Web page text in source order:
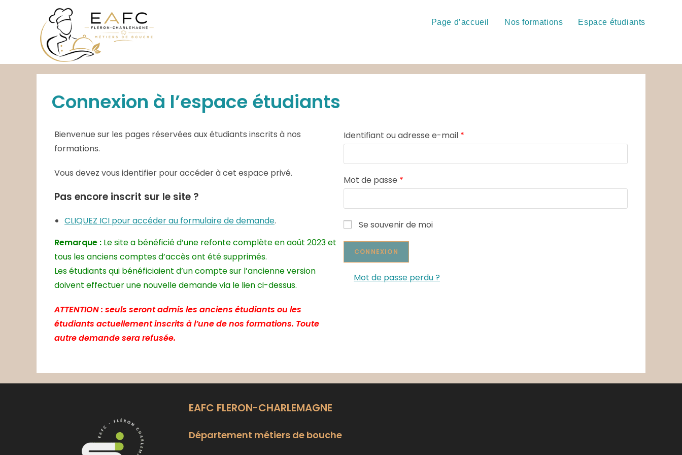
Page d’accueil Nos formations Espace étudiants
Connexion à l’espace étudiants
Bienvenue sur les pages réservées aux étudiants inscrits à nos
formations.
Vous devez vous identifier pour accéder à cet espace privé.
Pas encore inscrit sur le site ?
CLIQUEZ ICI pour accéder au formulaire de demande.
Remarque : Le site a bénéficié d’une refonte complète en août 2023 et
tous les anciens comptes d’accès ont été supprimés.
Les étudiants qui bénéficiaient d’un compte sur l’ancienne version
doivent effectuer une nouvelle demande via le lien ci-dessus.
ATTENTION : seuls seront admis les anciens étudiants ou les
étudiants actuellement inscrits à l’une de nos formations. Toute
autre demande sera refusée.
Identifiant ou adresse e-mail *
Mot de passe *
Se souvenir de moi
Mot de passe perdu ?
EAFC FLERON-CHARLEMAGNE
Département métiers de bouche